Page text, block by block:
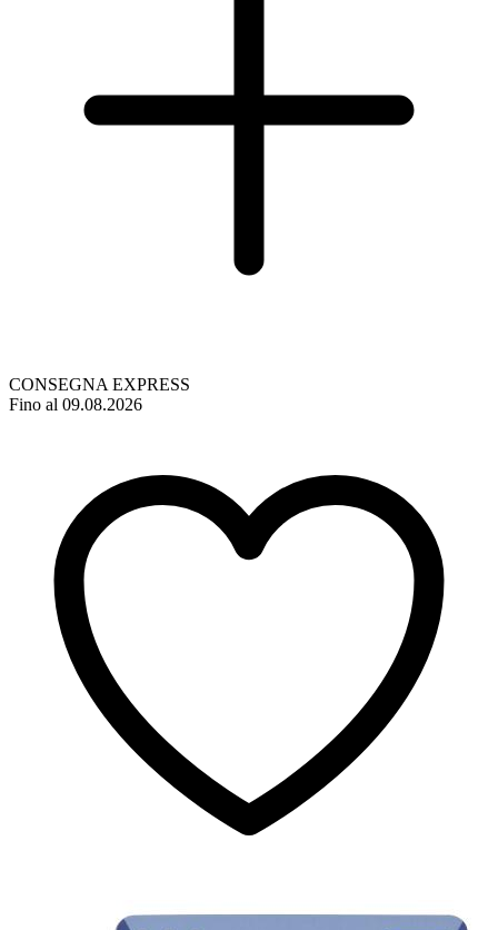
CONSEGNA EXPRESS
Fino al 09.08.2026